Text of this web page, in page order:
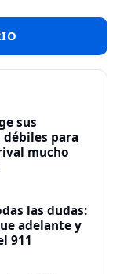
sus
para
mucho
las dudas:
adelante y
911